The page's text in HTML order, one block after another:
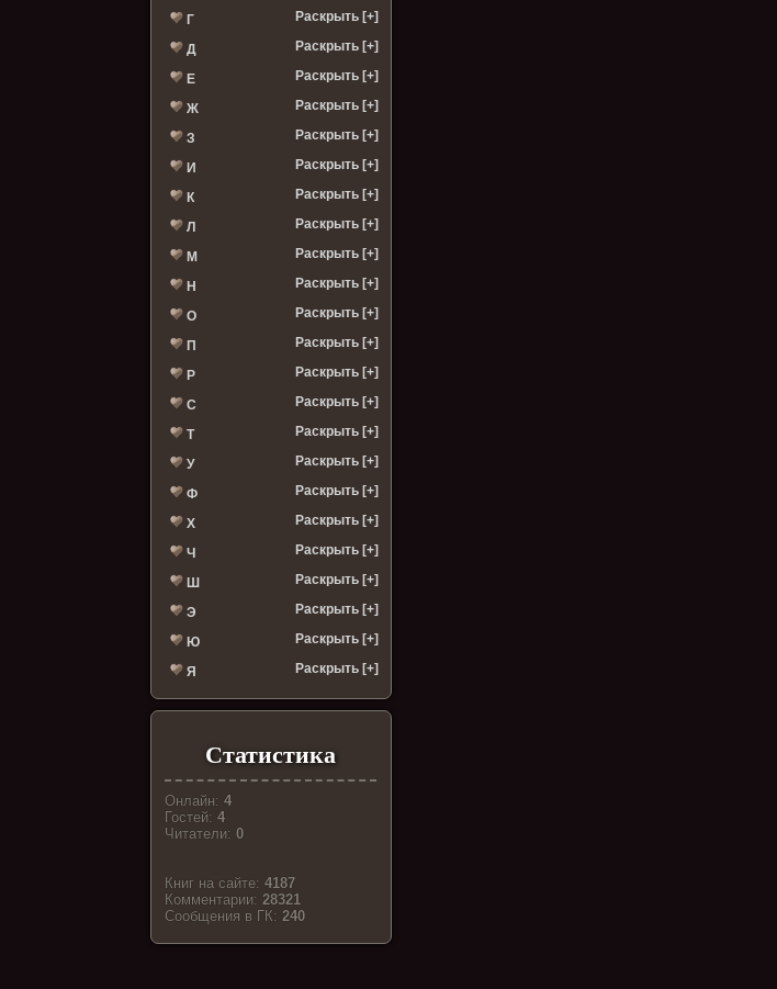
Г Раскрыть [+]
Д Раскрыть [+]
Е Раскрыть [+]
Ж Раскрыть [+]
З Раскрыть [+]
И Раскрыть [+]
К Раскрыть [+]
Л Раскрыть [+]
М Раскрыть [+]
Н Раскрыть [+]
О Раскрыть [+]
П Раскрыть [+]
Р Раскрыть [+]
С Раскрыть [+]
Т Раскрыть [+]
У Раскрыть [+]
Ф Раскрыть [+]
Х Раскрыть [+]
Ч Раскрыть [+]
Ш Раскрыть [+]
Э Раскрыть [+]
Ю Раскрыть [+]
Я Раскрыть [+]
Статистика
Онлайн: 4
Гостей: 4
Читатели: 0
Книг на сайте: 4187
Комментарии: 28321
Cообщения в ГК: 240